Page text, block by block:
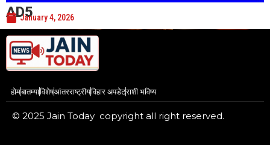
AD5January 4, 2026
होमबातम्याविशेषआंतरराष्ट्रीयविहार अपडेटराशी भविष्य
© 2025 Jain Today copyright all right reserved.